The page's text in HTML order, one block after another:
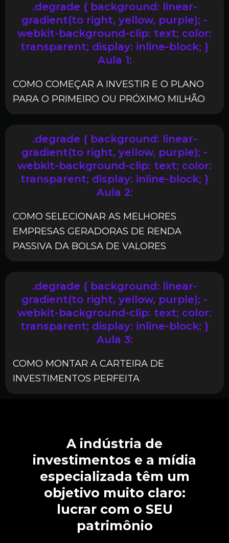
.degrade { background: linear-
gradient(to right, yellow, purple); -
webkit-background-clip: text; color:
transparent; display: inline-block; }
Aula 1:
COMO COMEÇAR A INVESTIR E O PLANO
PARA O PRIMEIRO OU PRÓXIMO MILHÃO
.degrade { background: linear-
gradient(to right, yellow, purple); -
webkit-background-clip: text; color:
transparent; display: inline-block; }
Aula 2:
COMO SELECIONAR AS MELHORES
EMPRESAS GERADORAS DE RENDA
PASSIVA DA BOLSA DE VALORES
.degrade { background: linear-
gradient(to right, yellow, purple); -
webkit-background-clip: text; color:
transparent; display: inline-block; }
Aula 3:
COMO MONTAR A CARTEIRA DE
INVESTIMENTOS PERFEITA
A indústria de
investimentos e a mídia
especializada têm um
objetivo muito claro:
lucrar com o SEU
patrimônio